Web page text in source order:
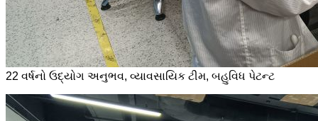
22 વર્ષનો ઉદ્યોગ અનુભવ, વ્યાવસાયિક ટીમ, બહુવિધ પેટન્ટ